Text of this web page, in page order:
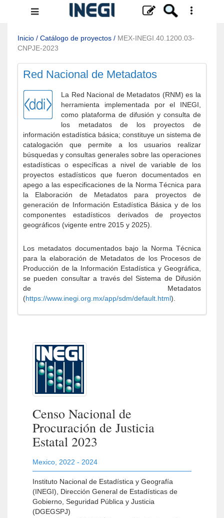
Menú
navegación
Inicio / Catálogo de proyectos / MEX-INEGI.40.1200.03-
CNPJE-2023
Red Nacional de Metadatos
La Red Nacional de Metadatos (RNM) es la
herramienta implementada por el INEGI,
como plataforma de difusión y consulta de
los metadatos de los proyectos de
información estadística básica; constituye un sistema de
catalogación que permite a los usuarios realizar
búsquedas y consultas generales sobre las operaciones
estadísticas o específicas a nivel de variable de los
proyectos estadísticos que fueron documentados en
apego a las especificaciones de la Norma Técnica para
la Elaboración de Metadatos para proyectos de
generación de Información Estadística Básica y de los
componentes estadísticos derivados de proyectos
geográficos (vigente entre 2015 y 2025).
Los metadatos documentados bajo la Norma Técnica
para la elaboración de Metadatos de los Procesos de
Producción de la Información Estadística y Geográfica,
se pueden consultar a través del Sistema de Difusión
de Metadatos
(https://www.inegi.org.mx/app/sdm/default.html).
Censo Nacional de
Procuración de Justicia
Estatal 2023
Mexico 2022 - 2024
Instituto Nacional de Estadística y Geografía
(INEGI), Dirección General de Estadísticas de
Gobierno, Seguridad Pública y Justicia
(DGEGSPJ)